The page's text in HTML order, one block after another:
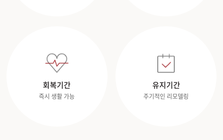
회복기간
즉시 생활 가능
유지기간
주기적인 리모델링